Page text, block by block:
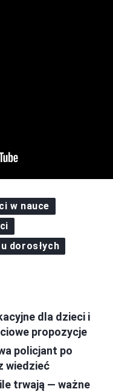
w nauce
dorosłych
dla dzieci i
propozycje
policjant po
wiedzieć
trwają — ważne